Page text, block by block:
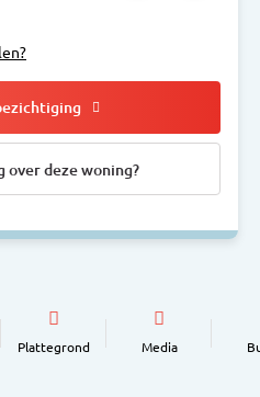
over deze woning?
Plattegrond Media